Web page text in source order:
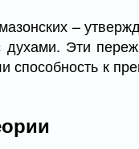
–
Эти
способность к